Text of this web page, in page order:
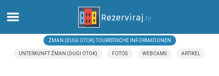
ŽMAN (DUGI OTOK) TOURISTISCHE INFORMATIONEN
UNTERKUNFT ŽMAN (DUGI OTOK) FOTOS WEBCAMS ARTIKEL